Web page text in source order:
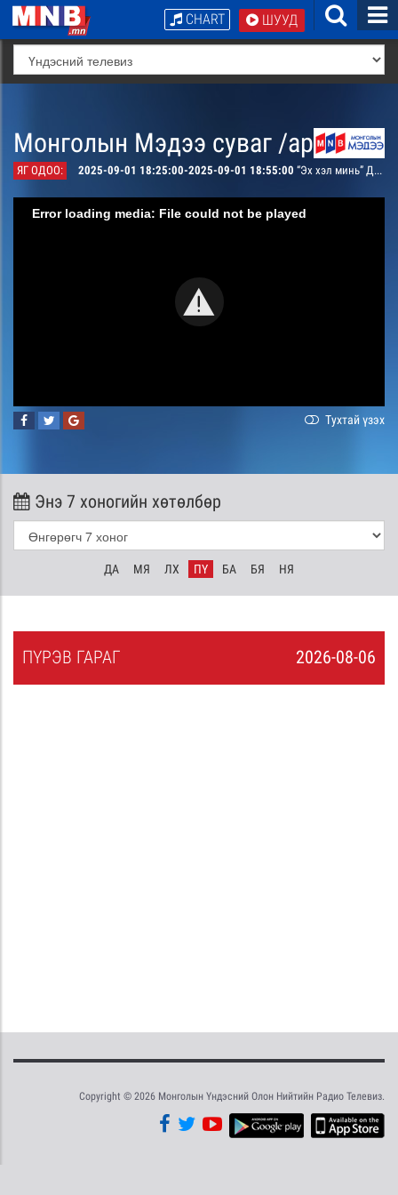
ШУУД
CHART
Монголын Мэдээ суваг /архив/
ЯГ ОДОО: 2025-09-01 18:25:00-2025-09-01 18:55:00 “Эх хэл минь” Дэлхийн Монгол хэл
Error loading media: File could not be played
Тухтай үзэх
Энэ 7 хоногийн хөтөлбөр
ДА МЯ ЛХ ПҮ БА БЯ НЯ
2026-08-06
ПҮРЭВ ГАРАГ
Copyright © 2026 Монголын Үндэсний Олон Нийтийн Радио Телевиз.